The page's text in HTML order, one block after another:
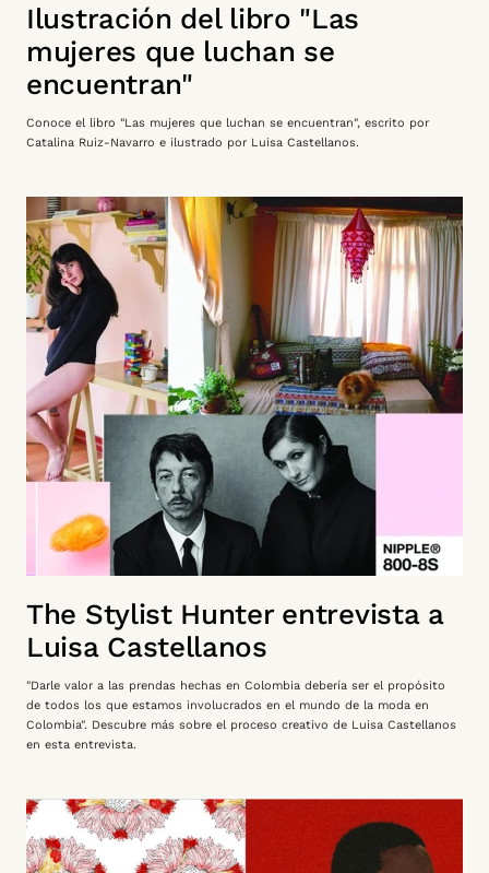
Ilustración del libro "Las
mujeres que luchan se
encuentran"
Conoce el libro "Las mujeres que luchan se encuentran", escrito por
Catalina Ruiz-Navarro e ilustrado por Luisa Castellanos.
The Stylist Hunter entrevista a
Luisa Castellanos
"Darle valor a las prendas hechas en Colombia debería ser el propósito
de todos los que estamos involucrados en el mundo de la moda en
Colombia". Descubre más sobre el proceso creativo de Luisa Castellanos
en esta entrevista.